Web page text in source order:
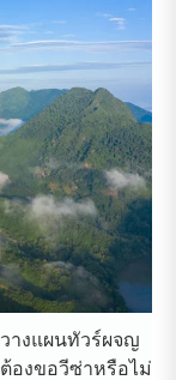
างแผนทัวร์ผจญ
งขอวีซ่าหรือไม่